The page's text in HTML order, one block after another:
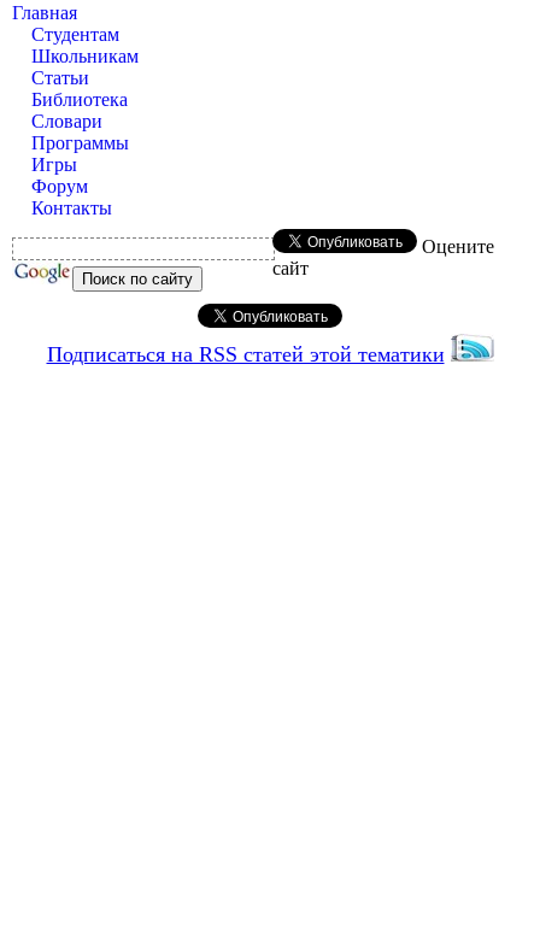
Главная
Студентам
Школьникам
Статьи
Библиотека
Словари
Программы
Игры
Форум
Контакты
Оцените
сайт
Подписаться на RSS статей этой тематики